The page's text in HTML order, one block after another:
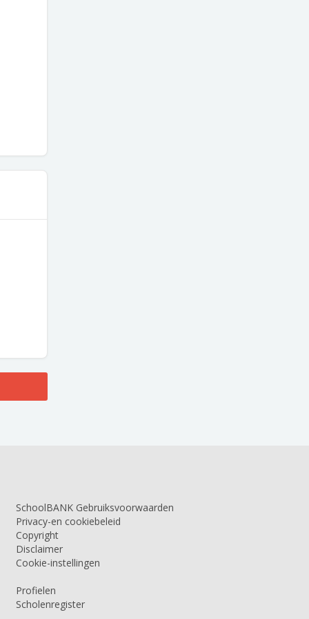
SchoolBANK Gebruiksvoorwaarden
Privacy-en cookiebeleid
Copyright
Disclaimer
Cookie-instellingen
Profielen
Scholenregister